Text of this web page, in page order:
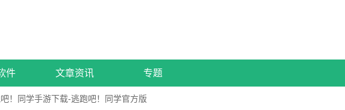
件 文章资讯 专题
！同学手游下载-逃跑吧！同学官方版